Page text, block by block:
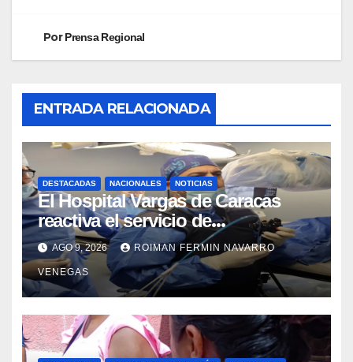
PorPrensa Regional
ENTRADA RELACIONADA
DESTACADAS NACIONALES NOTICIAS
El Hospital Vargas de Caracas
reactiva el servicio de
Colangiopancreatografía
Retrógrada Endoscópica para
beneficiar a cientos de pacientes
AGO 9, 2026 ROIMAN FERMIN NAVARRO
VENEGAS